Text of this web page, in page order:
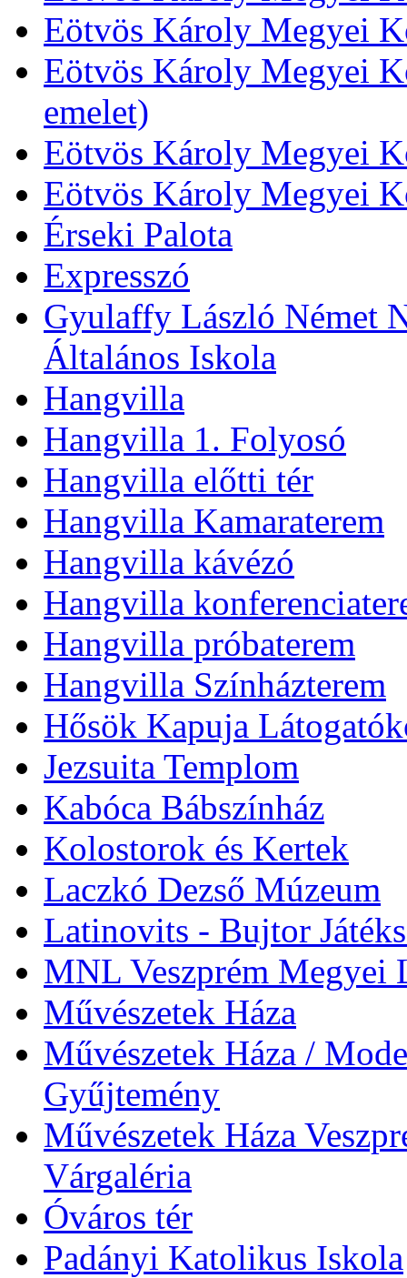
Eötvös Károly Megyei
Eötvös Károly Megyei
emelet)
Eötvös Károly Megyei
Eötvös Károly Megyei
Érseki Palota
Expresszó
Gyulaffy László Német
Általános Iskola
Hangvilla
Hangvilla 1. Folyosó
Hangvilla előtti tér
Hangvilla Kamaraterem
Hangvilla kávézó
Hangvilla
Hangvilla próbaterem
Hangvilla Színházterem
Hősök Kapuja
Jezsuita Templom
Kabóca Bábszínház
Kolostorok és Kertek
Laczkó Dezső Múzeum
Latinovits - Bujtor
MNL Veszprém Megyei
Művészetek Háza
Művészetek Háza /
Gyűjtemény
Művészetek Háza
Várgaléria
Óváros tér
Padányi Katolikus Iskola